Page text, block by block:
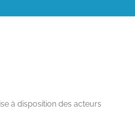
à disposition des acteurs